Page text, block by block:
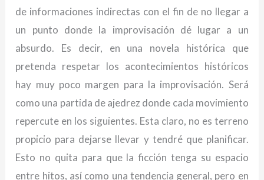
de informaciones indirectas con el fin de no llegar a
un punto donde la improvisación dé lugar a un
absurdo. Es decir, en una novela histórica que
pretenda respetar los acontecimientos históricos
hay muy poco margen para la improvisación. Será
como una partida de ajedrez donde cada movimiento
repercute en los siguientes. Esta claro, no es terreno
propicio para dejarse llevar y tendré que planificar.
Esto no quita para que la ficción tenga su espacio
entre hitos, así como una tendencia general, pero en